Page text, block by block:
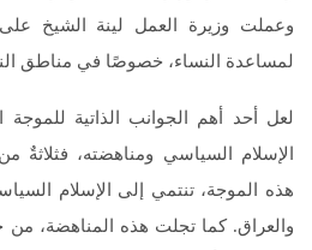
وعملت وزيرة العمل لينة الشيخ
لمساعدة النساء، خصوصًا في مناطق
لعل أحد أهم الجوانب الذاتية للموجة
الإسلام السياسي ومناهضته، فثلاثةٌ
هذه الموجة، تنتمي إلى الإسلام
والعراق. كما تجلت هذه المناهضة،